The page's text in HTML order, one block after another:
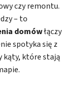
czy remontu.
– to
domówłączy
spotyka się z
kąty, które stają